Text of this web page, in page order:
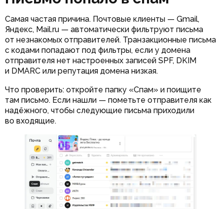
Самая частая причина. Почтовые клиенты — Gmail,
Яндекс, Mail.ru — автоматически фильтруют письма
от незнакомых отправителей. Транзакционные письма
с кодами попадают под фильтры, если у домена
отправителя нет настроенных записей SPF, DKIM
и DMARC или репутация домена низкая.
Что проверить: откройте папку «Спам» и поищите
там письмо. Если нашли — пометьте отправителя как
надёжного, чтобы следующие письма приходили
во входящие.